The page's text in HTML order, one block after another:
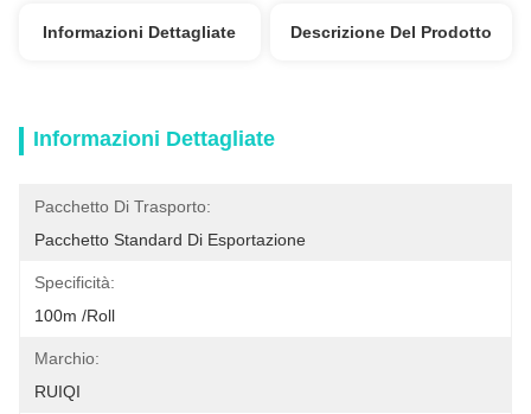
Informazioni Dettagliate Descrizione Del Prodotto
Informazioni Dettagliate
Pacchetto Di Trasporto:
Pacchetto Standard Di Esportazione
Specificità:
100m /roll
Marchio:
RUIQI